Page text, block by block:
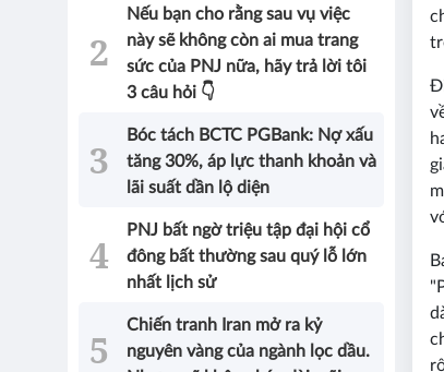
được câu trả lời!
Nếu bạn cho rằng sau vụ việc
này sẽ không còn ai mua trang
sức của PNJ nữa, hãy trả lời tôi
3 câu hỏi 👇
Bóc tách BCTC PGBank: Nợ xấu
tăng 30%, áp lực thanh khoản và
lãi suất dần lộ diện
PNJ bất ngờ triệu tập đại hội cổ
đông bất thường sau quý lỗ lớn
nhất lịch sử
Chiến tranh Iran mở ra kỷ
nguyên vàng của ngành lọc dầu.